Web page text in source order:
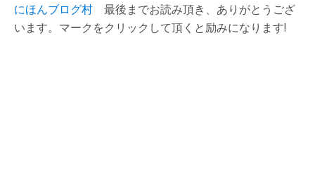
にほんブログ村 最後までお読み頂き、ありがとうござ
います。マークをクリックして頂くと励みになります!